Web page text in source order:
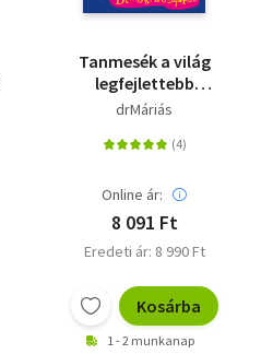
Tanmesék a világ
legfejlettebb
demokráciájáról ( CD
drMáriás
Online ár:
8 091 Ft
Eredeti ár: 8 990 Ft
Kosárba
1 - 2 munkanap